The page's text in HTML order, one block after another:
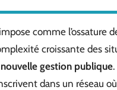
comme l’ossature
croissante des
nouvelle gestion publique
dans un réseau